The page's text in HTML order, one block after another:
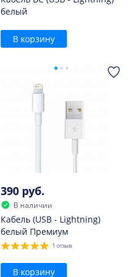
белый
В корзину
390 руб.
В наличии
Кабель (USB - Lightning)
белый Премиум
1 отзыв
В корзину